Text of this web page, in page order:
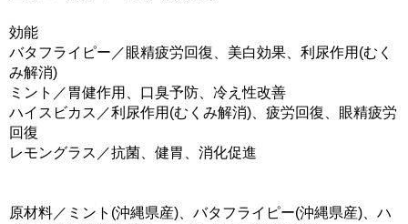
効能
バタフライピー／眼精疲労回復、美白効果、利尿作用(むく
み解消)
ミント／胃健作用、口臭予防、冷え性改善
ハイスビカス／利尿作用(むくみ解消)、疲労回復、眼精疲労
回復
レモングラス／抗菌、健胃、消化促進
原材料／ミント(沖縄県産)、バタフライピー(沖縄県産)、ハ